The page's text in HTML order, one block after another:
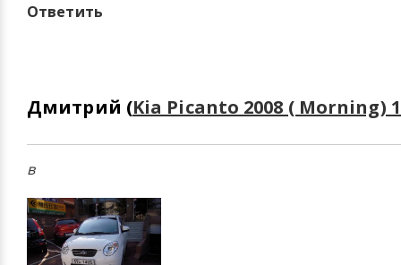
Ответить
Дмитрий (Kia Picanto 2008 ( Morning)
в